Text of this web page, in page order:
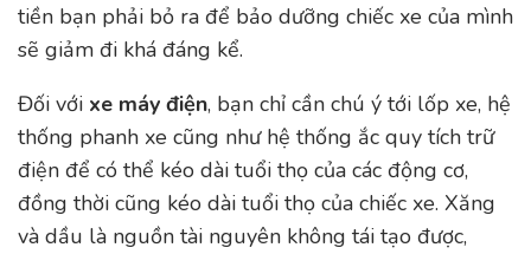
tiền bạn phải bỏ ra để bảo dưỡng chiếc xe của mình
sẽ giảm đi khá đáng kể.
Đối với xe máy điện, bạn chỉ cần chú ý tới lốp xe, hệ
thống phanh xe cũng như hệ thống ắc quy tích trữ
điện để có thể kéo dài tuổi thọ của các động cơ,
đồng thời cũng kéo dài tuổi thọ của chiếc xe. Xăng
và dầu là nguồn tài nguyên không tái tạo được,